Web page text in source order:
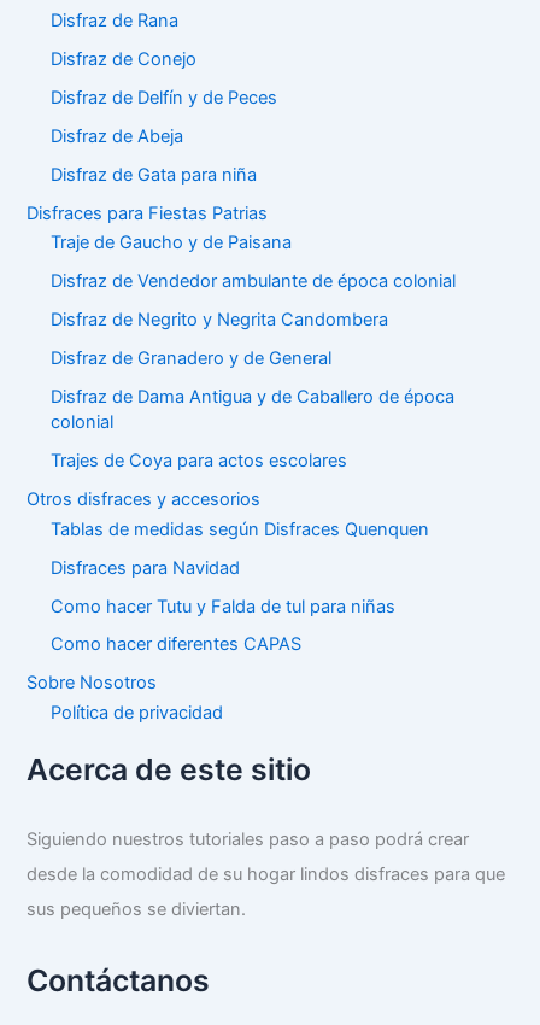
Disfraz de Rana
Disfraz de Conejo
Disfraz de Delfín y de Peces
Disfraz de Abeja
Disfraz de Gata para niña
Disfraces para Fiestas Patrias
Traje de Gaucho y de Paisana
Disfraz de Vendedor ambulante de época colonial
Disfraz de Negrito y Negrita Candombera
Disfraz de Granadero y de General
Disfraz de Dama Antigua y de Caballero de época
colonial
Trajes de Coya para actos escolares
Otros disfraces y accesorios
Tablas de medidas según Disfraces Quenquen
Disfraces para Navidad
Como hacer Tutu y Falda de tul para niñas
Como hacer diferentes CAPAS
Sobre Nosotros
Política de privacidad
Acerca de este sitio
Siguiendo nuestros tutoriales paso a paso podrá crear
desde la comodidad de su hogar lindos disfraces para que
sus pequeños se diviertan.
Contáctanos